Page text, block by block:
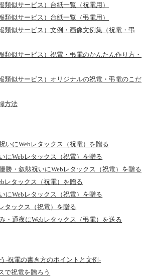
類似サービス）台紙一覧（祝電用）
類似サービス）台紙一覧（弔電用）
類似サービス）文例・画像文例集（祝電・弔
類似サービス）祝電・弔電のかんたん作り方・
類似サービス）オリジナルの祝電・弔電のこだ
方法
いにWebレタックス（祝電）を贈る
にWebレタックス（祝電）を贈る
勝・叙勲祝いにWebレタックス（祝電）を贈る
レタックス（祝電）を贈る
にWebレタックス（祝電）を贈る
タックス（祝電）を贈る
・通夜にWebレタックス（弔電）を送る
-祝電の書き方のポイントと文例-
で祝電を贈ろう